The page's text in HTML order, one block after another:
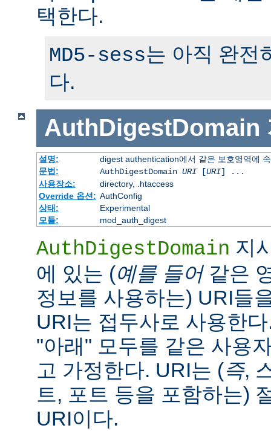
택한다.
MD5-sess는 아직 완전
다.
AuthDigestDomain
설명:
digest authentication에서 같은 보호영역에
문법:
AuthDigestDomain URI[URI] ...
사용장소:
directory, .htaccess
Override 옵션: AuthConfig
상태:
Experimental
모듈:
mod_auth_digest
AuthDigestDomain 지
에 있는 (예를 들어같은
정보를 사용하는) URI들
URI는 접두사로 사용한
"아래" 모두를 같은 사용
고 가정한다. URI는 (즉,
트, 포트 등을 포함하는)
URI이다.